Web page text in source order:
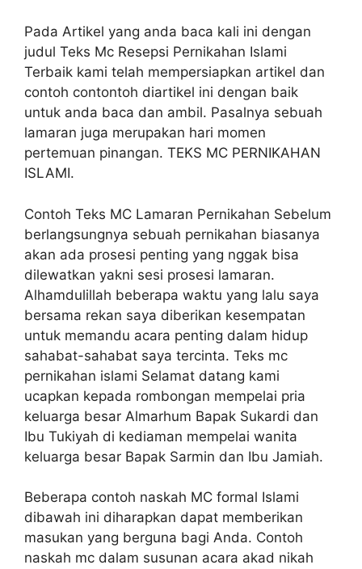
Pada Artikel yang anda baca kali ini dengan
judul Teks Mc Resepsi Pernikahan Islami
Terbaik kami telah mempersiapkan artikel dan
contoh contontoh diartikel ini dengan baik
untuk anda baca dan ambil. Pasalnya sebuah
lamaran juga merupakan hari momen
pertemuan pinangan. TEKS MC PERNIKAHAN
ISLAMI.
Contoh Teks MC Lamaran Pernikahan Sebelum
berlangsungnya sebuah pernikahan biasanya
akan ada prosesi penting yang nggak bisa
dilewatkan yakni sesi prosesi lamaran.
Alhamdulillah beberapa waktu yang lalu saya
bersama rekan saya diberikan kesempatan
untuk memandu acara penting dalam hidup
sahabat-sahabat saya tercinta. Teks mc
pernikahan islami Selamat datang kami
ucapkan kepada rombongan mempelai pria
keluarga besar Almarhum Bapak Sukardi dan
Ibu Tukiyah di kediaman mempelai wanita
keluarga besar Bapak Sarmin dan Ibu Jamiah.
Beberapa contoh naskah MC formal Islami
dibawah ini diharapkan dapat memberikan
masukan yang berguna bagi Anda. Contoh
naskah mc dalam susunan acara akad nikah